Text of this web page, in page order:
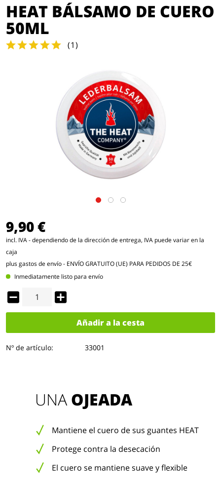
HEAT BÁLSAMO DE CUERO
50ML
(1)
9,90 €
incl. IVA - dependiendo de la dirección de entrega, IVA puede variar en la
caja
plus gastos de envío- ENVÍO GRATUITO (UE) PARA PEDIDOS DE 25€
Inmediatamente listo para envío
Añadir a la cesta
Nº de artículo: 33001
UNA OJEADA
Mantiene el cuero de sus guantes HEAT
Protege contra la desecación
El cuero se mantiene suave y flexible